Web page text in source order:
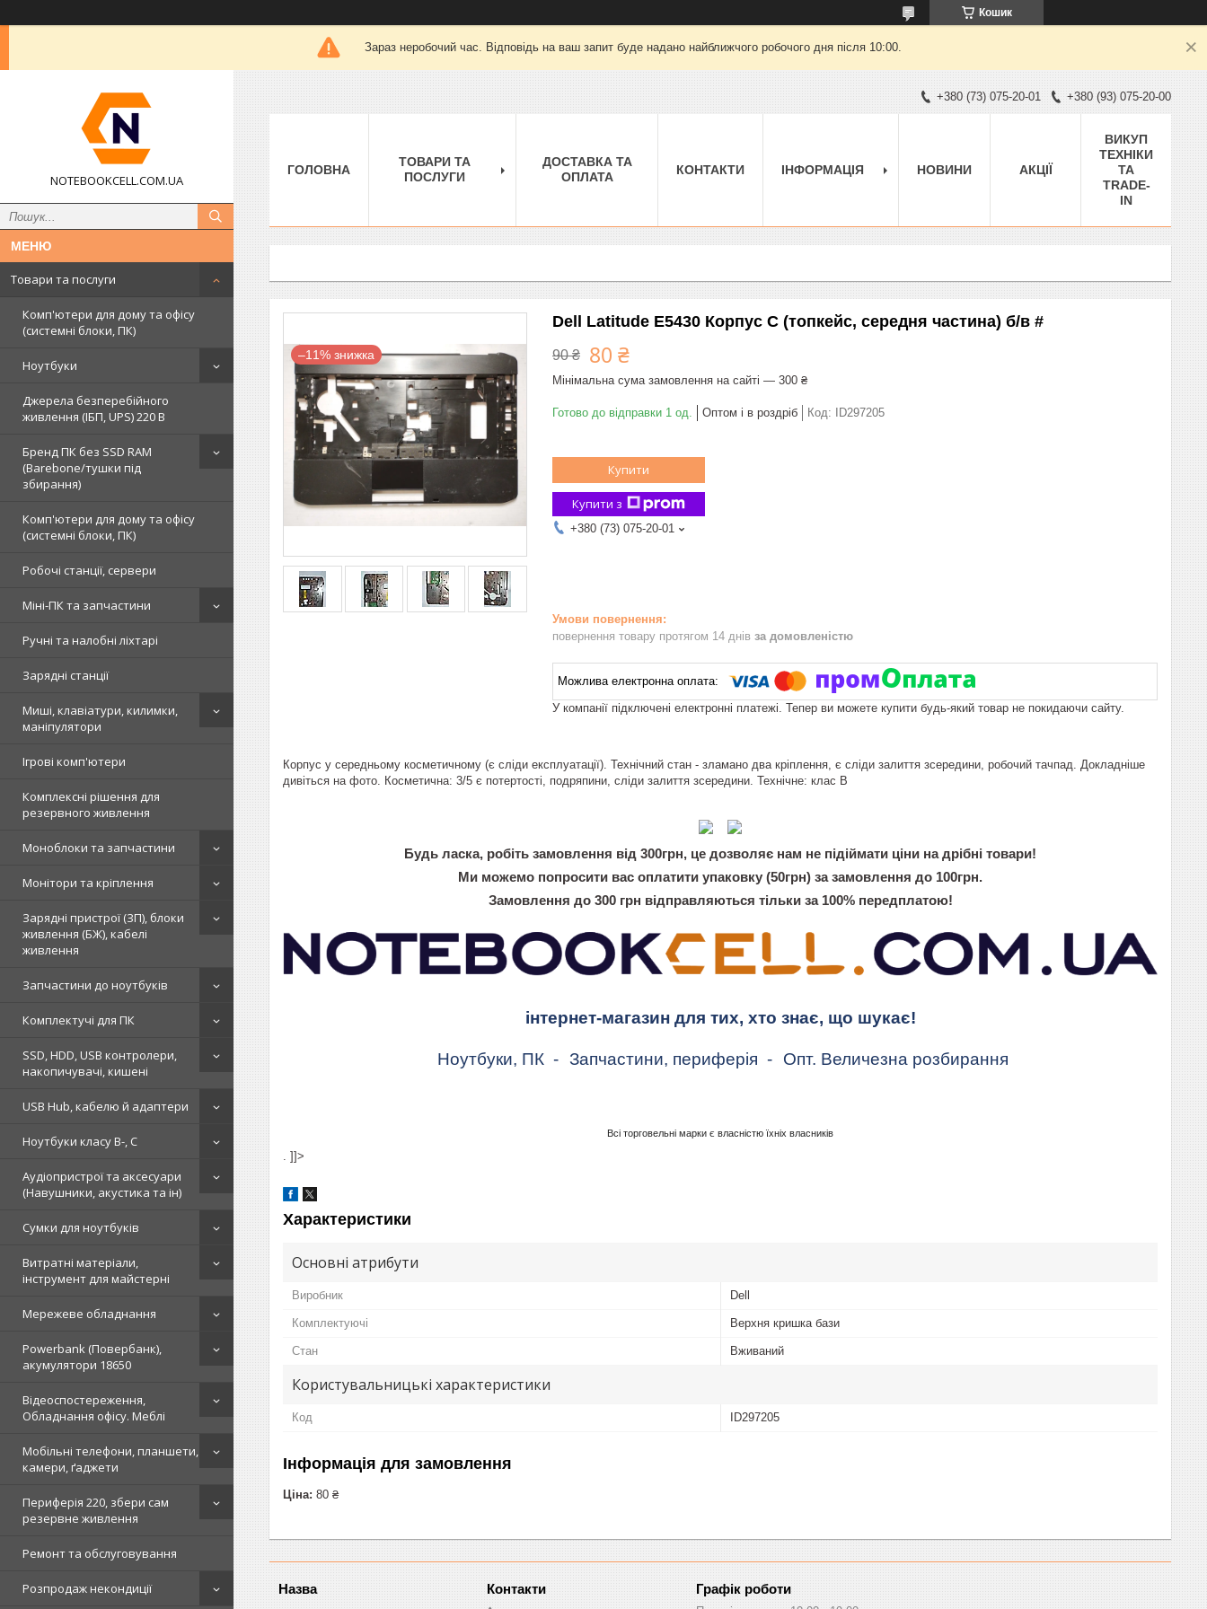
Кошик
Зараз неробочий час. Відповідь на ваш запит буде надано найближчого робочого дня після 10:00.
NOTEBOOKCELL.COM.UA
Товари та послуги
Комп'ютери для дому та офісу
(системні блоки, ПК)
Ноутбуки
Джерела безперебійного
живлення (ІБП, UPS) 220 В
Бренд ПК без SSD RAM
(Barebone/тушки під
збирання)
Комп'ютери для дому та офісу
(системні блоки, ПК)
Робочі станції, сервери
Міні-ПК та запчастини
Ручні та налобні ліхтарі
Зарядні станції
Миші, клавіатури, килимки,
маніпулятори
Ігрові комп'ютери
Комплексні рішення для
резервного живлення
Моноблоки та запчастини
Монітори та кріплення
Зарядні пристрої (ЗП), блоки
живлення (БЖ), кабелі
живлення
Запчастини до ноутбуків
Комплектучі для ПК
SSD, HDD, USB контролери,
накопичувачі, кишені
USB Hub, кабелю й адаптери
Ноутбуки класу B-, C
Аудіопристрої та аксесуари
(Навушники, акустика та ін)
Сумки для ноутбуків
Витратні матеріали,
інструмент для майстерні
Мережеве обладнання
Powerbank (Повербанк),
акумулятори 18650
Відеоспостереження,
Обладнання офісу. Меблі
Мобільні телефони, планшети,
камери, ґаджети
Периферія 220, збери сам
резервне живлення
Ремонт та обслуговування
Розпродаж некондиції
+380 (73) 075-20-01 +380 (93) 075-20-00
ГОЛОВНА
ТОВАРИ ТА
ПОСЛУГИ
ДОСТАВКА ТА
ОПЛАТА
КОНТАКТИ ІНФОРМАЦІЯ НОВИНИ АКЦІЇ
ВИКУП
ТЕХНІКИ
ТА
TRADE-
IN
–11%
Dell Latitude E5430 Корпус C (топкейс, середня частина) б/в #
90 ₴ 80 ₴
Мінімальна сума замовлення на сайті — 300 ₴
Готово до відправки 1 од. Оптом і в роздріб Код: ID297205
Купити
Купити з
+380 (73) 075-20-01
повернення товару протягом 14 днів за домовленістю
У компанії підключені електронні платежі. Тепер ви можете купити будь-який товар не покидаючи сайту.
Корпус у середньому косметичному (є сліди експлуатації). Технічний стан - зламано два кріплення, є сліди залиття зсередини, робочий тачпад. Докладніше
дивіться на фото. Косметична: 3/5 є потертості, подряпини, сліди залиття зсередини. Технічне: клас В
Будь ласка, робіть замовлення від 300грн, це дозволяє нам не підіймати ціни на дрібні товари!
Ми можемо попросити вас оплатити упаковку (50грн) за замовлення до 100грн.
Замовлення до 300 грн відправляються тільки за 100% передплатою!
інтернет-магазин для тих, хто знає, що шукає!
Ноутбуки, ПК - Запчастини, периферія - Опт. Величезна розбирання
Всі торговельні марки є власністю їхніх власників
. ]]>
Характеристики
Основні атрибути
Виробник Dell
Комплектуючі Верхня кришка бази
Стан Вживаний
Користувальницькі характеристики
Код ID297205
Інформація для замовлення
Ціна: 80 ₴
Графік роботи